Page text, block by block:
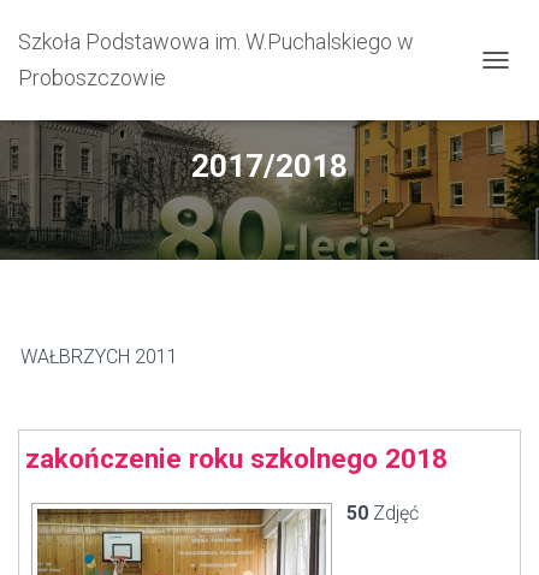
Szkoła Podstawowa im. W.Puchalskiego w
Proboszczowie
2017/2018
WAŁBRZYCH 2011
zakończenie roku szkolnego 2018
50 Zdjęć